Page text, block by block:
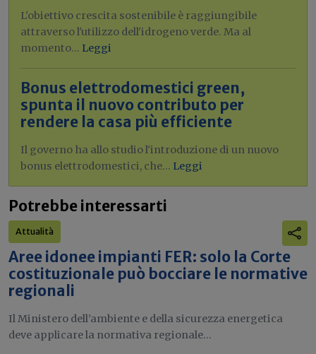
L'obiettivo crescita sostenibile è raggiungibile
attraverso l'utilizzo dell'idrogeno verde. Ma al
momento... Leggi
Bonus elettrodomestici green,
spunta il nuovo contributo per
rendere la casa più efficiente
Il governo ha allo studio l'introduzione di un nuovo
bonus elettrodomestici, che... Leggi
Potrebbe interessarti
Attualità
Aree idonee impianti FER: solo la Corte
costituzionale può bocciare le normative
regionali
Il Ministero dell’ambiente e della sicurezza energetica
deve applicare la normativa regionale...